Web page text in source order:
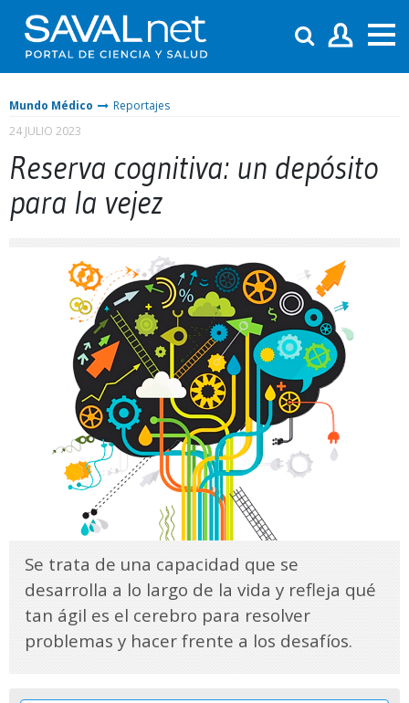
Mundo Médico
Reportajes
24 JULIO 2023
Reserva cognitiva: un depósito
para la vejez
Se trata de una capacidad que se
desarrolla a lo largo de la vida y refleja qué
tan ágil es el cerebro para resolver
problemas y hacer frente a los desafíos.